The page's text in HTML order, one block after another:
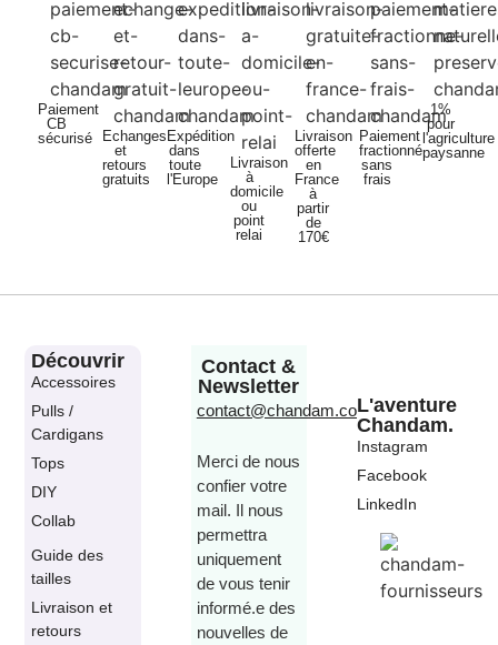
Paiement
CB
sécurisé
Echanges
et
retours
gratuits
Expédition
dans
toute
l'Europe
Livraison
à
domicile
ou
point
relai
Livraison
offerte
en
France
à
partir
de
170€
Paiement
fractionné
sans
frais
1%
pour
l'agriculture
paysanne
Découvrir
Accessoires
Pulls /
Cardigans
Tops
DIY
Collab
Guide des
tailles
Livraison et
retours
Contact &
Newsletter
contact@chandam.co
Merci de nous
confier votre
mail. Il nous
permettra
uniquement
de vous tenir
informé.e des
nouvelles de
L'aventure
Chandam.
Instagram
Facebook
LinkedIn